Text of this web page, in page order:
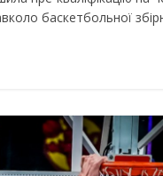
баскетбольної